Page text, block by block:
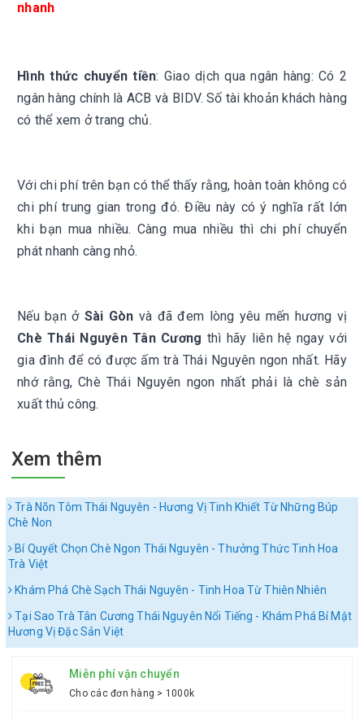
nhanh
Hình thức chuyển tiền: Giao dịch qua ngân hàng: Có 2
ngân hàng chính là ACB và BIDV. Số tài khoản khách hàng
có thể xem ở trang chủ.
Với chi phí trên bạn có thể thấy rằng, hoàn toàn không có
chi phí trung gian trong đó. Điều này có ý nghĩa rất lớn
khi bạn mua nhiều. Càng mua nhiều thì chi phí chuyển
phát nhanh càng nhỏ.
Nếu bạn ở Sài Gòn và đã đem lòng yêu mến hương vị
Chè Thái Nguyên Tân Cương thì hãy liên hệ ngay với
gia đình để có được ấm trà Thái Nguyên ngon nhất. Hãy
nhớ rằng, Chè Thái Nguyên ngon nhất phải là chè sản
xuất thủ công.
Xem thêm
Trà Nõn Tôm Thái Nguyên - Hương Vị Tinh Khiết Từ Những Búp
Chè Non
Bí Quyết Chọn Chè Ngon Thái Nguyên - Thưởng Thức Tinh Hoa
Trà Việt
Khám Phá Chè Sạch Thái Nguyên - Tinh Hoa Từ Thiên Nhiên
Tại Sao Trà Tân Cương Thái Nguyên Nổi Tiếng - Khám Phá Bí Mật
Hương Vị Đặc Sản Việt
Miễn phí vận chuyển
Cho các đơn hàng > 1000k